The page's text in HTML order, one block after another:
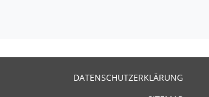
DATENSCHUTZERKLÄRUNG